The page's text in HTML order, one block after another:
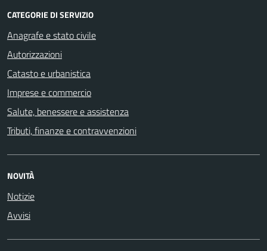
CATEGORIE DI SERVIZIO
Anagrafe e stato civile
Autorizzazioni
Catasto e urbanistica
Imprese e commercio
Salute, benessere e assistenza
Tributi, finanze e contravvenzioni
NOVITÀ
Notizie
Avvisi